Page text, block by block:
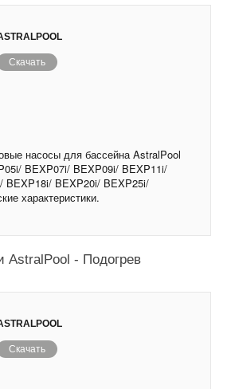
Скачать
насосы для бассейна AstralPool
BEXP07i/ BEXP09i/ BEXP11i/
BEXP18i/ BEXP20i/ BEXP25i/
характеристики.
AstralPool - Подогрев
Скачать